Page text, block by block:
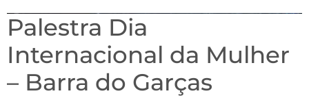
Palestra Dia
Internacional da Mulher
– Barra do Garças